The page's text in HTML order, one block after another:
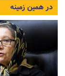
در همین زمینه